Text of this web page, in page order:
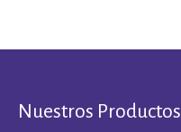
Nuestros Productos